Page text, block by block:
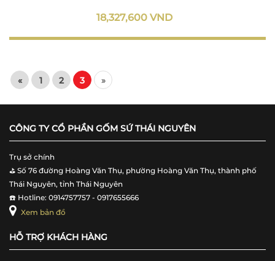
18,327,600 VND
« 1 2 3 »
CÔNG TY CỔ PHẦN GỐM SỨ THÁI NGUYÊN
Trụ sở chính
⛳️ Số 76 đường Hoàng Văn Thụ, phường Hoàng Văn Thụ, thành phố
Thái Nguyên, tỉnh Thái Nguyên
☎️ Hotline: 0914757757 - 0917655666
Xem bản đồ
HỖ TRỢ KHÁCH HÀNG